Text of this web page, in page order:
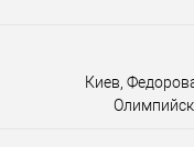
Киев,